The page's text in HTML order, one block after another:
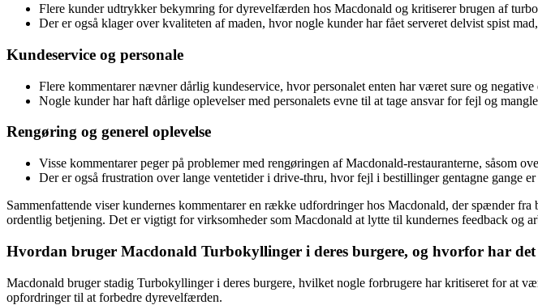
Flere kunder udtrykker bekymring for dyrevelfærden hos Macdonald og kritiserer brugen af
Der er også klager over kvaliteten af maden, hvor nogle kunder har fået serveret delvist spist
Kundeservice og personale
Flere kommentarer nævner dårlig kundeservice, hvor personalet enten har været sure og
Nogle kunder har haft dårlige oplevelser med personalets evne til at tage ansvar for fejl og
Rengøring og generel oplevelse
Visse kommentarer peger på problemer med rengøringen af Macdonald-restauranterne, såsom
Der er også frustration over lange ventetider i drive-thru, hvor fejl i bestillinger gentagne gange
Sammenfattende viser kundernes kommentarer en række udfordringer hos Macdonald, der spænder
ordentlig betjening. Det er vigtigt for virksomheder som Macdonald at lytte til kundernes feedback og
Hvordan bruger Macdonald Turbokyllinger i deres burgere, og hvorfor har
Macdonald bruger stadig Turbokyllinger i deres burgere, hvilket nogle forbrugere har kritiseret for at
opfordringer til at forbedre dyrevelfærden.